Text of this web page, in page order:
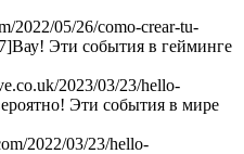
2022/05/26/como-crear-tu-
Эти события в гейминге
2023/03/23/hello-
Эти события в мире
2022/03/23/hello-